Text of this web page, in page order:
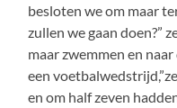
besloten we om maar
zullen we gaan doen?”
maar zwemmen en
een
en om half zeven